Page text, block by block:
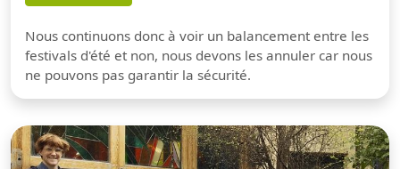
Nous continuons donc à voir un balancement entre les
festivals d'été et non, nous devons les annuler car nous
ne pouvons pas garantir la sécurité.